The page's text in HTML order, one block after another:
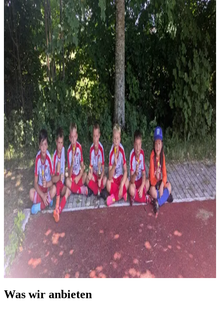
Neuigkeiten aus dem Vereinsleben und kommende Termine
News
28. Juli 2026
F-Jugend holt Platz 2 beim Turnier in Wall
Vier Gruppensiege ohne Gegentor und ein 2:0 im Halbfinale – erst
im Finale wird unsere F-Jugend gestoppt: P...
News
14. Juli 2026
Rückblick: 1. Fanclub Worldcup Rot-Weiß –
Endrunde auf unserem Hauptplatz
36 Teams von FC-Bayern-Fanclubs aus vier Ländern, ein
Wochenende voller Fußball – und das große Finale auf...
News
14. Juli 2026
Ausblick: Das erwartet uns in der Saison 2026/27
Die Ligeneinteilung steht und der Spielplan ist da: Auftakt am 25.
Juli daheim gegen den FC Töging – und da...
Alle News & Termine ansehen
Was wir anbieten